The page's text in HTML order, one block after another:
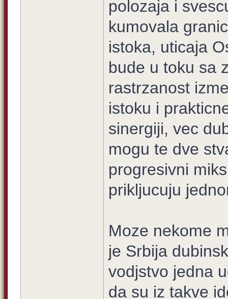
polozaja i
kumovala
istoka, uticaja
bude u toku sa
rastrzanost
istoku i
sinergiji, vec
mogu te dve
progresivni
prikljucuju
Moze nekome
je Srbija
vodjstvo jedna
da su iz takve